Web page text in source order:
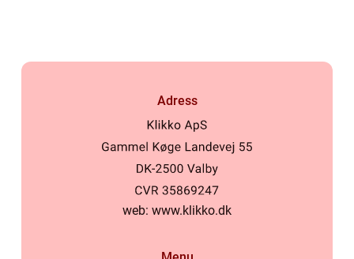
Adress
web: www.klikko.dk